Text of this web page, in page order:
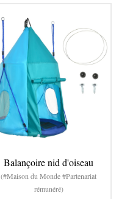
Balançoire nid d'oiseau
(#Maison du Monde #Partenariat
rémunéré)